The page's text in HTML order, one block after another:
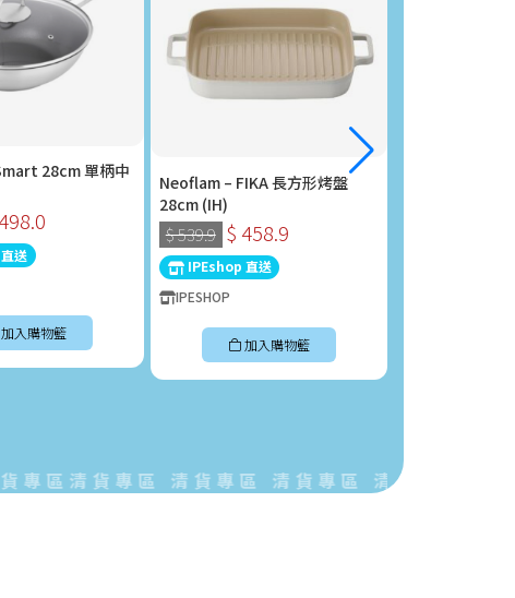
28cm 單柄中
送
入購物籃
Neoflam – FIKA 長方形烤盤
28cm (IH)
$ 539.9 $ 458.9
IPEshop 直送
IPESHOP
加入購物籃
貨專區 清貨專區 清貨專區 清貨專區 清